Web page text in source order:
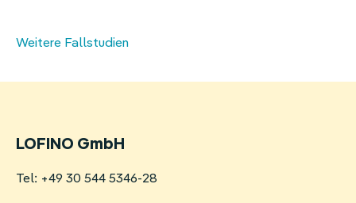
Weitere Fallstudien
LOFINO GmbH
Tel: +49 30 544 5346-28